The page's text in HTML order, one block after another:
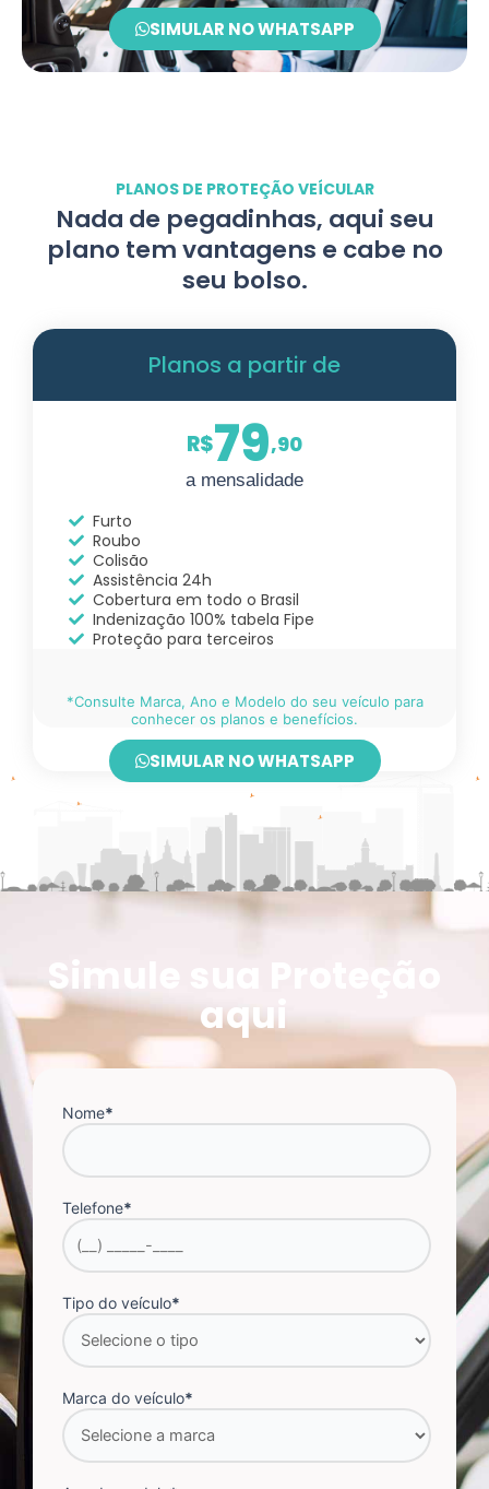
SIMULAR NO WHATSAPP
PLANOS DE PROTEÇÃO VEÍCULAR
Nada de pegadinhas, aqui seu
plano tem vantagens e cabe no
seu bolso.
Planos a partir de
R$79,90
a mensalidade
Furto
Roubo
Colisão
Assistência 24h
Cobertura em todo o Brasil
Indenização 100% tabela Fipe
Proteção para terceiros
*Consulte Marca, Ano e Modelo do seu veículo para
conhecer os planos e benefícios.
SIMULAR NO WHATSAPP
Simule sua Proteção
aqui
Nome*
Telefone*
Tipo do veículo*
Marca do veículo*